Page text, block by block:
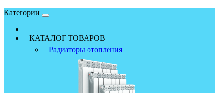
Категории
КАТАЛОГ ТОВАРОВ
Радиаторы отопления